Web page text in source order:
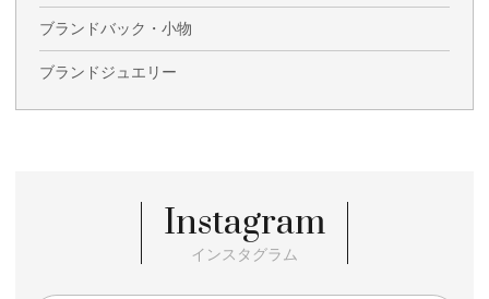
ブランドバック・小物
ブランドジュエリー
Instagram
インスタグラム